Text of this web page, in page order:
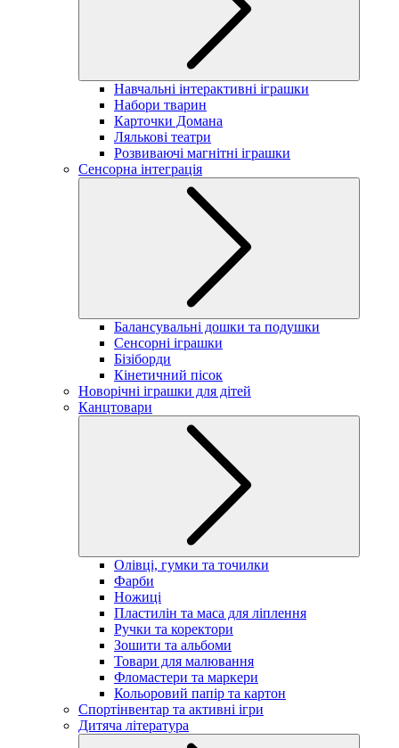
Навчальні інтерактивні іграшки
Набори тварин
Карточки Домана
Лялькові театри
Розвиваючі магнітні іграшки
Сенсорна інтеграція
Балансувальні дошки та подушки
Сенсорні іграшки
Бізіборди
Кінетичний пісок
Новорічні іграшки для дітей
Канцтовари
Олівці, гумки та точилки
Фарби
Ножиці
Пластилін та маса для ліплення
Ручки та коректори
Зошити та альбоми
Товари для малювання
Фломастери та маркери
Кольоровий папір та картон
Спортінвентар та активні ігри
Дитяча література